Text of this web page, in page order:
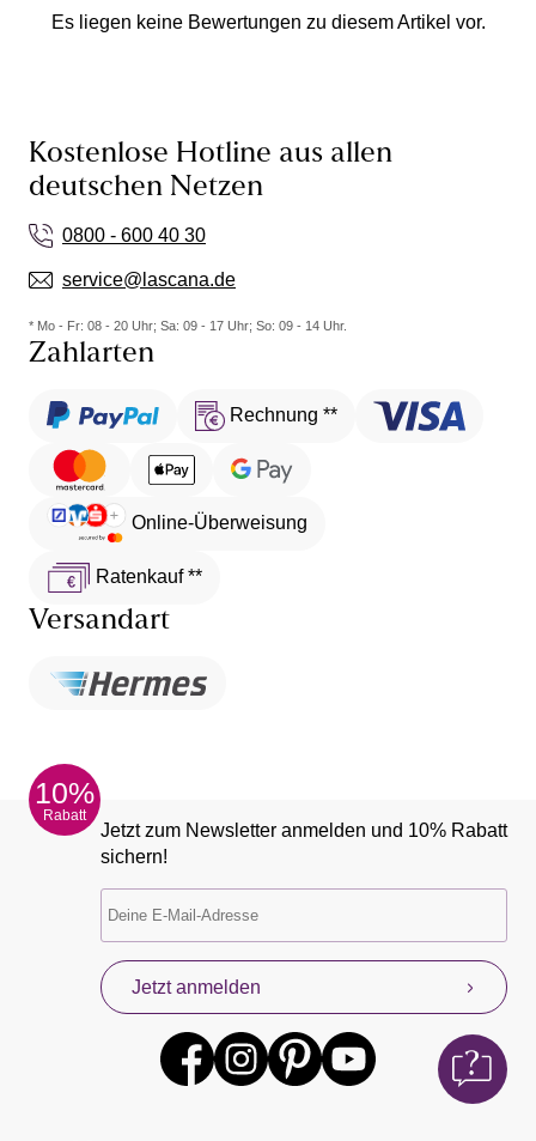
Es liegen keine Bewertungen zu diesem Artikel vor.
Kostenlose Hotline aus allen
deutschen Netzen
0800 - 600 40 30
service@lascana.de
* Mo - Fr: 08 - 20 Uhr; Sa: 09 - 17 Uhr; So: 09 - 14 Uhr.
Zahlarten
Rechnung **
Online-Überweisung
Ratenkauf **
Versandart
10%
Rabatt
Jetzt zum Newsletter anmelden und 10% Rabatt
sichern!
Jetzt anmelden